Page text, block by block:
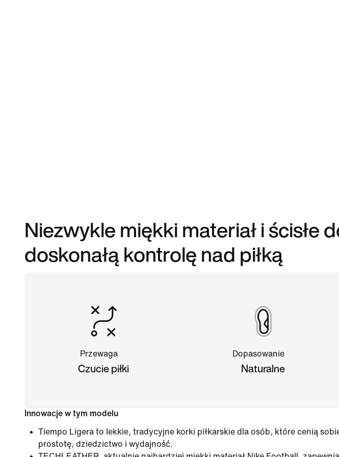
Niezwykle miękki materiał i ścisłe
doskonałą kontrolę nad piłką
Przewaga
Czucie piłki
Dopasowanie
Naturalne
Innowacje w tym modelu
Tiempo Ligera to lekkie, tradycyjne korki piłkarskie dla osób, które cenią
prostotę, dziedzictwo i wydajność.